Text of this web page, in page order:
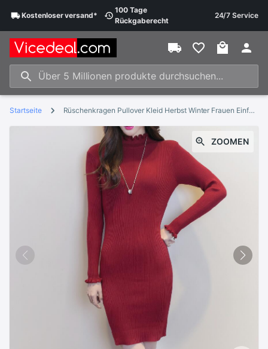
Kostenloserversand*
100 Tage
Rückgaberecht
24/7 Service
Startseite Rüschenkragen Pullover Kleid Herbst Winter Frauen Einfarbig Rüschen Manschette Pullover Weibliche Nette Strickkleid
ZOOMEN